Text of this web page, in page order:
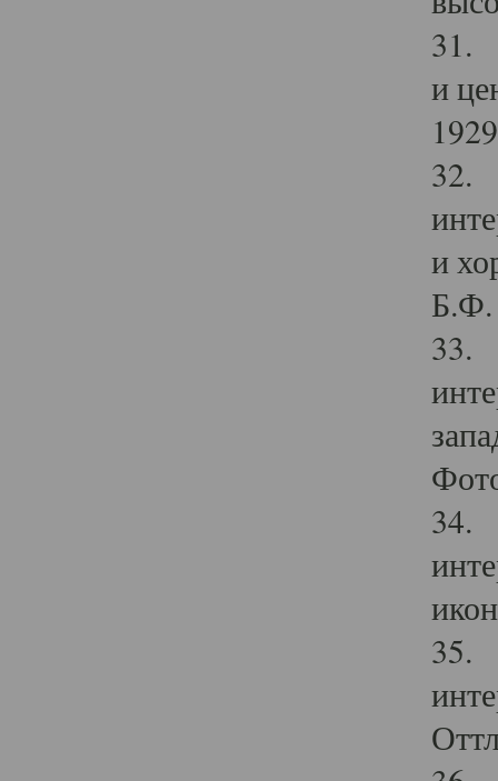
31.
и
32.
и
Б.Ф.
33.
34.
35.